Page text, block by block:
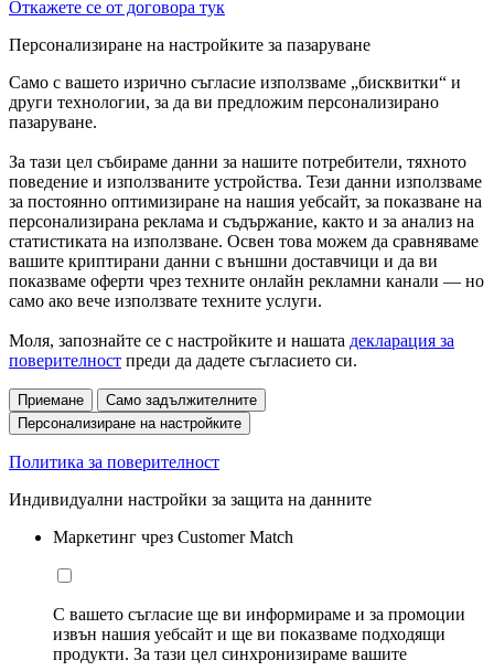
Откажете се от договора тук
Персонализиране на настройките за пазаруване
Само с вашето изрично съгласие използваме „бисквитки“ и
други технологии, за да ви предложим персонализирано
пазаруване.
За тази цел събираме данни за нашите потребители, тяхното
поведение и използваните устройства. Тези данни използваме
за постоянно оптимизиране на нашия уебсайт, за показване на
персонализирана реклама и съдържание, както и за анализ на
статистиката на използване. Освен това можем да сравняваме
вашите криптирани данни с външни доставчици и да ви
показваме оферти чрез техните онлайн рекламни канали — но
само ако вече използвате техните услуги.
Моля, запознайте се с настройките и нашата декларация за
поверителност преди да дадете съгласието си.
Приемане
Само задължителните
Персонализиране на настройките
Политика за поверителност
Индивидуални настройки за защита на данните
Маркетинг чрез Customer Match
С вашето съгласие ще ви информираме и за промоции
извън нашия уебсайт и ще ви показваме подходящи
продукти. За тази цел синхронизираме вашите